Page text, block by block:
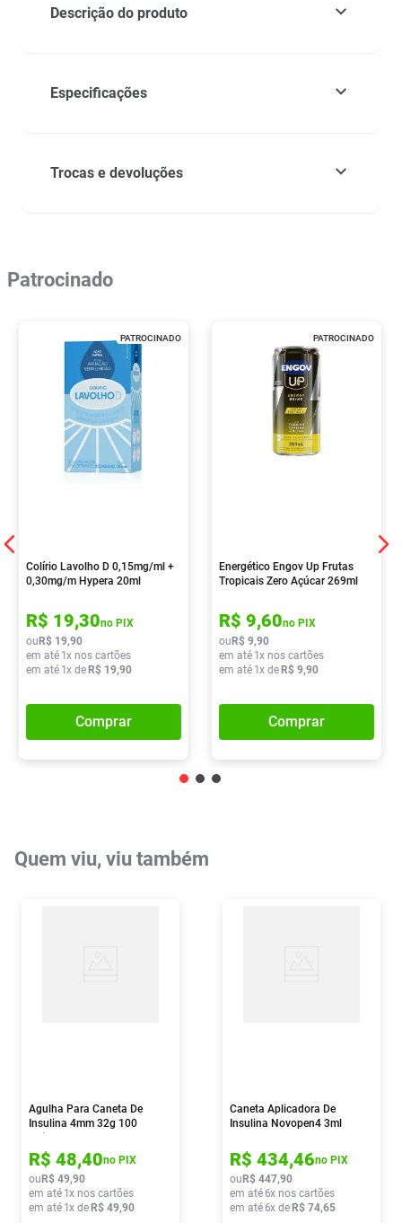
Descrição do produto
Especificações
Trocas e devoluções
Patrocinado
PATROCINADO
Colírio Lavolho D 0,15mg/ml +
0,30mg/m Hypera 20ml
R$ 19,30no PIX
ou R$ 19,90
em até 1x nos cartões
em até 1x de R$ 19,90
Comprar
PATROCINADO
Energético Engov Up Frutas
Tropicais Zero Açúcar 269ml
R$ 9,60no PIX
ou R$ 9,90
em até 1x nos cartões
em até 1x de R$ 9,90
Comprar
Quem viu, viu também
Agulha Para Caneta De
Insulina 4mm 32g 100
R$ 48,40no PIX
ou R$ 49,90
em até 1x nos cartões
em até 1x de R$ 49,90
Caneta Aplicadora De
Insulina Novopen4 3ml
R$ 434,46no PIX
ou R$ 447,90
em até6x nos cartões
em até6x de R$ 74,65